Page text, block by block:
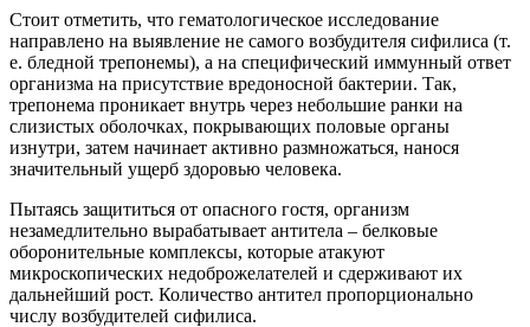
Стоит отметить, что гематологическое исследование
направлено на выявление не самого возбудителя сифилиса (т.
е. бледной трепонемы), а на специфический иммунный ответ
организма на присутствие вредоносной бактерии. Так,
трепонема проникает внутрь через небольшие ранки на
слизистых оболочках, покрывающих половые органы
изнутри, затем начинает активно размножаться, нанося
значительный ущерб здоровью человека.
Пытаясь защититься от опасного гостя, организм
незамедлительно вырабатывает антитела – белковые
оборонительные комплексы, которые атакуют
микроскопических недоброжелателей и сдерживают их
дальнейший рост. Количество антител пропорционально
числу возбудителей сифилиса.